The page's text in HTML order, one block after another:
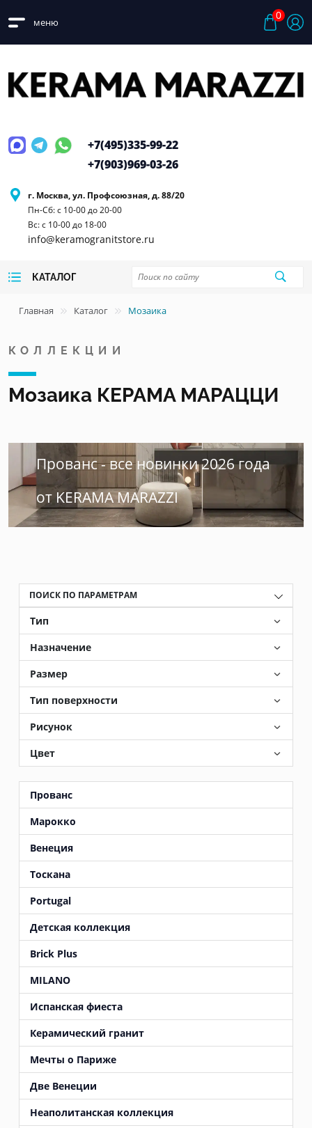
меню
0
г. Москва, ул. Профсоюзная, д. 88/20
Пн-Сб: с 10-00 до 20-00
Вс: с 10-00 до 18-00
info@keramogranitstore.ru
+7(495)335-99-22
+7(903)969-03-26
КАТАЛОГ
Главная Каталог Мозаика
КОЛЛЕКЦИИ
Мозаика КЕРАМА МАРАЦЦИ
Прованс - все новинки 2026 года
от KERAMA MARAZZI
ПОИСК ПО ПАРАМЕТРАМ
Тип
Назначение
Размер
Тип поверхности
Рисунок
Цвет
Прованс
Марокко
Венеция
Тоскана
Portugal
Детская коллекция
Brick Plus
MILANO
Испанская фиеста
Керамический гранит
Мечты о Париже
Две Венеции
Неаполитанская коллекция